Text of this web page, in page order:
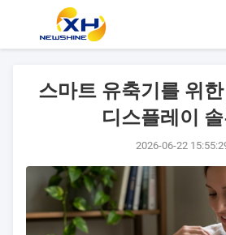
스마트 유축기를 위
디스플레이
2026-06-22